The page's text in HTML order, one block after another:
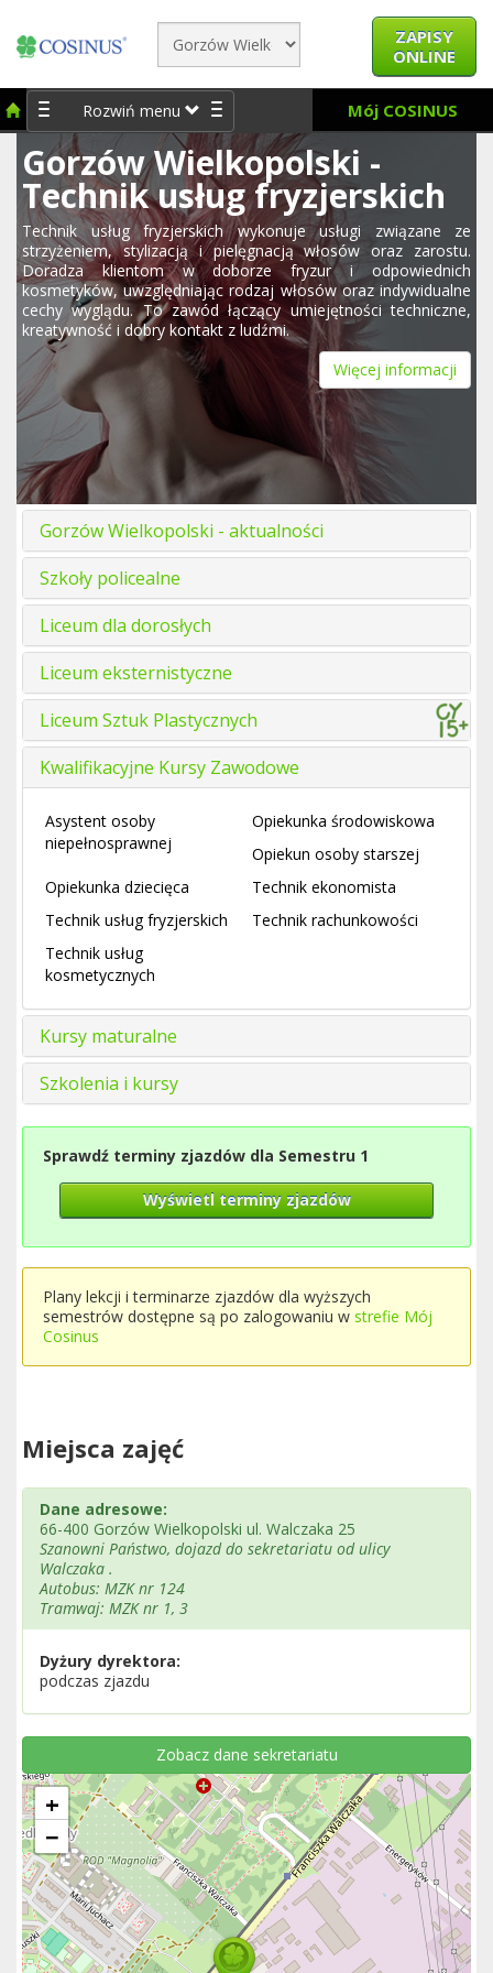
ZAPISY
ONLINE
Rozwiń menu Mój COSINUS
Gorzów Wielkopolski -
Technik usług fryzjerskich
Technik usług fryzjerskich wykonuje usługi związane ze
strzyżeniem, stylizacją i pielęgnacją włosów oraz zarostu.
Doradza klientom w doborze fryzur i odpowiednich
kosmetyków, uwzględniając rodzaj włosów oraz indywidualne
cechy wyglądu. To zawód łączący umiejętności techniczne,
kreatywność i dobry kontakt z ludźmi.
Więcej informacji
Gorzów Wielkopolski - aktualności
Szkoły policealne
Liceum dla dorosłych
Liceum eksternistyczne
Liceum Sztuk Plastycznych
Kwalifikacyjne Kursy Zawodowe
Asystent osoby
niepełnosprawnej
Opiekunka środowiskowa
Opiekun osoby starszej
Opiekunka dziecięca
Technik ekonomista
Technik usług fryzjerskich
Technik rachunkowości
Technik usług
kosmetycznych
Kursy maturalne
Szkolenia i kursy
Sprawdź terminy zjazdów dla Semestru 1
Wyświetl terminy zjazdów
Plany lekcji i terminarze zjazdów dla wyższych
semestrów dostępne są po zalogowaniu w strefie Mój
Cosinus
Miejsca zajęć
Dane adresowe:
66-400 Gorzów Wielkopolski ul. Walczaka 25
Szanowni Państwo, dojazd do sekretariatu od ulicy
Walczaka .
Autobus: MZK nr 124
Tramwaj: MZK nr 1, 3
Dyżury dyrektora:
podczas zjazdu
Zobacz dane sekretariatu
+
−